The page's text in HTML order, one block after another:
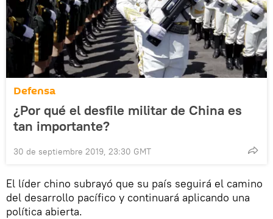
Defensa
¿Por qué el desfile militar de China es
tan importante?
30 de septiembre 2019, 23:30 GMT
El líder chino subrayó que su país seguirá el camino
del desarrollo pacífico y continuará aplicando una
política abierta.